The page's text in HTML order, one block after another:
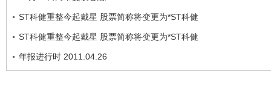
ST科健重整今起戴星 股票简称将变更为*ST科健
ST科健重整今起戴星 股票简称将变更为*ST科健
年报进行时 2011.04.26